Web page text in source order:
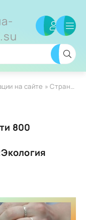
на сайте » Страница 6
800